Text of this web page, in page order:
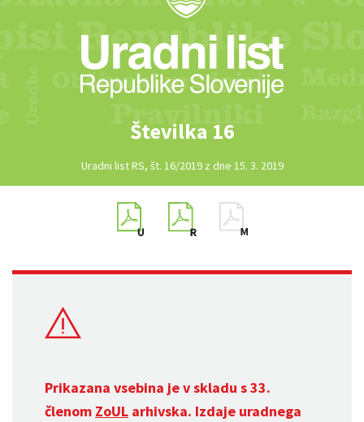
Številka 16
Uradni list RS, št. 16/2019 z dne 15. 3. 2019
Prikazana vsebina je v skladu s 33.
členom ZoUL arhivska. Izdaje uradnega